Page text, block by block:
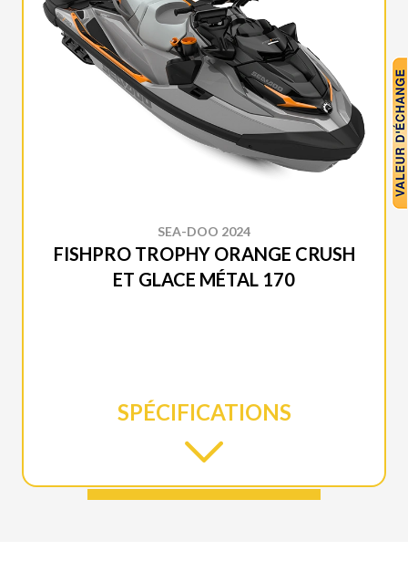
SEA-DOO 2024
FISHPRO TROPHY ORANGE CRUSH
ET GLACE MÉTAL 170
SPÉCIFICATIONS